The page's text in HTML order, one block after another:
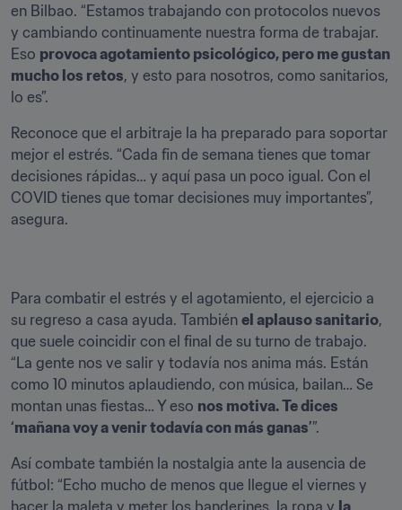
en Bilbao. “Estamos trabajando con protocolos nuevos
y cambiando continuamente nuestra forma de trabajar.
Eso provoca agotamiento psicológico, pero me gustan
mucho los retos, y esto para nosotros, como sanitarios,
lo es”.
Reconoce que el arbitraje la ha preparado para soportar
mejor el estrés. “Cada fin de semana tienes que tomar
decisiones rápidas… y aquí pasa un poco igual. Con el
COVID tienes que tomar decisiones muy importantes”,
asegura.
Para combatir el estrés y el agotamiento, el ejercicio a
su regreso a casa ayuda. También el aplauso sanitario,
que suele coincidir con el final de su turno de trabajo.
“La gente nos ve salir y todavía nos anima más. Están
como 10 minutos aplaudiendo, con música, bailan… Se
montan unas fiestas… Y eso nos motiva. Te dices
‘mañana voy a venir todavía con más ganas’”.
Así combate también la nostalgia ante la ausencia de
fútbol: “Echo mucho de menos que llegue el viernes y
hacer la maleta y meter los banderines, la ropa y la